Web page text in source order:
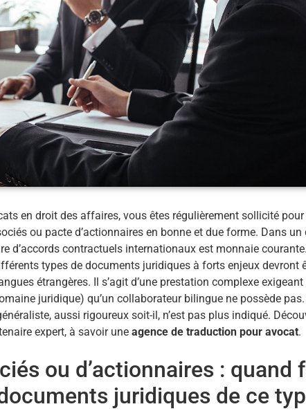
en droit des affaires, vous êtes régulièrement sollicité
ou pacte d’actionnaires en bonne et due forme. Dans un
d’accords contractuels internationaux est monnaie
types de documents juridiques à forts enjeux devront
étrangères. Il s’agit d’une prestation complexe
juridique) qu’un collaborateur bilingue ne possède
aussi rigoureux soit-il, n’est pas plus indiqué.
expert, à savoir une agence de traduction pour avocat.
ou d’actionnaires : quand
juridiques de ce